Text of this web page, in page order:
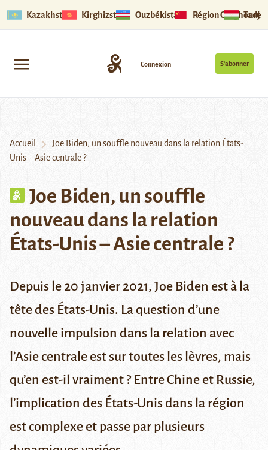
Kazakhstan Kirghizstan Ouzbékistan Région Ouïghoure
S’abonner
Connexion
Accueil
Joe Biden, un souffle nouveau dans la relation États-
Unis – Asie centrale ?
Joe Biden, un souffle
nouveau dans la relation
États-Unis – Asie centrale ?
Depuis le 20 janvier 2021, Joe Biden est à la
tête des États-Unis. La question d’une
nouvelle impulsion dans la relation avec
l’Asie centrale est sur toutes les lèvres, mais
qu’en est-il vraiment ? Entre Chine et Russie,
l’implication des États-Unis dans la région
est complexe et passe par plusieurs